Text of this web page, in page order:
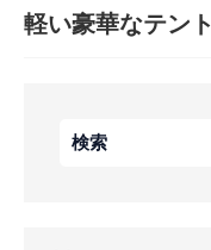
軽い豪華なテント